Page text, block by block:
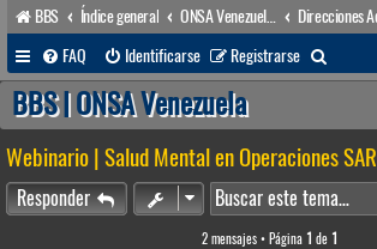
BBS Índice general
FAQ
Identificarse Registrarse
u
c
a
r
BBS | ONSA Venezuela
Webinario | Salud Mental en Operaciones SAR
Responder
2 mensajes • Página 1 de 1